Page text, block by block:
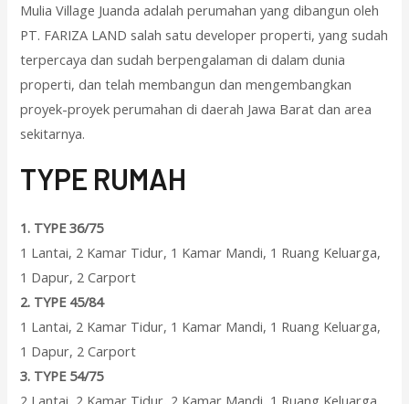
Mulia Village Juanda adalah perumahan yang dibangun oleh
PT. FARIZA LAND salah satu developer properti, yang sudah
terpercaya dan sudah berpengalaman di dalam dunia
properti, dan telah membangun dan mengembangkan
proyek-proyek perumahan di daerah Jawa Barat dan area
sekitarnya.
TYPE RUMAH
1. TYPE 36/75
1 Lantai, 2 Kamar Tidur, 1 Kamar Mandi, 1 Ruang Keluarga,
1 Dapur, 2 Carport
2. TYPE 45/84
1 Lantai, 2 Kamar Tidur, 1 Kamar Mandi, 1 Ruang Keluarga,
1 Dapur, 2 Carport
3. TYPE 54/75
2 Lantai, 2 Kamar Tidur, 2 Kamar Mandi, 1 Ruang Keluarga,